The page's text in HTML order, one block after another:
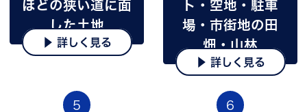
ほどの狭い道に面
した土地
▶ 詳しく見る
ト・空地・駐車
場・市街地の田
畑・山林
▶ 詳しく見る
5 6